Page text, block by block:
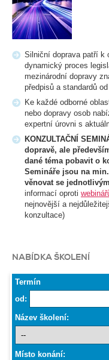
Silniční doprava patří k
dynamický proces
mezinárodní dopravy
předpisů a standardů
Ke každé odborné
nebo dopravy osob
expertní úrovni s
KONZULTAČNÍ
dopravě, ale
dané téma pobavit o
Semináře jsou na
věnovat se
informací oproti
nejnovější a
konzultace)
NABÍDKA ŠKOLENÍ
Termín
od:
Název školení:
Místo konání: